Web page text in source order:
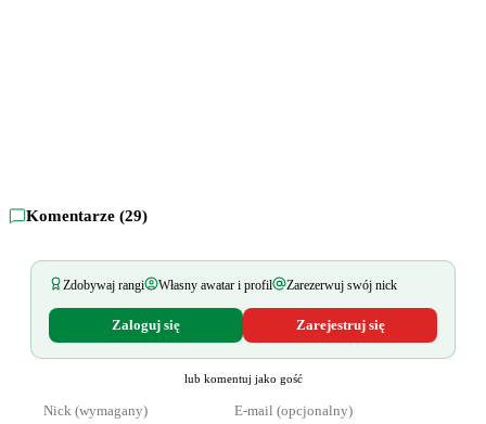
Komentarze (29)
Zdobywaj rangi Własny awatar i profil Zarezerwuj swój nick
Zaloguj się Zarejestruj się
lub komentuj jako gość